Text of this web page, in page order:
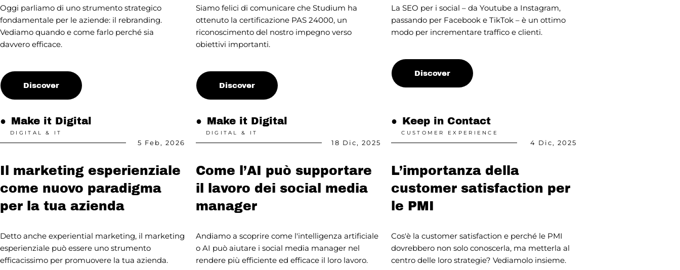
Oggi parliamo di uno strumento strategico
fondamentale per le aziende: il rebranding.
Vediamo quando e come farlo perché sia
davvero efficace.
Discover
Siamo felici di comunicare che Studium ha
ottenuto la certificazione PAS 24000, un
riconoscimento del nostro impegno verso
obiettivi importanti.
Discover
La SEO per i social – da Youtube a Instagram,
passando per Facebook e TikTok – è un ottimo
modo per incrementare traffico e clienti.
Discover
● Make it Digital
DIGITAL & IT
5 Feb, 2026
Il marketing esperienziale
come nuovo paradigma
per la tua azienda
Detto anche experiential marketing, il marketing
esperienziale può essere uno strumento
efficacissimo per promuovere la tua azienda.
● Make it Digital
DIGITAL & IT
18 Dic, 2025
Come l’AI può supportare
il lavoro dei social media
manager
Andiamo a scoprire come l'intelligenza artificiale
o AI può aiutare i social media manager nel
rendere più efficiente ed efficace il loro lavoro.
● Keep in Contact
CUSTOMER EXPERIENCE
4 Dic, 2025
L’importanza della
customer satisfaction per
le PMI
Cos'è la customer satisfaction e perché le PMI
dovrebbero non solo conoscerla, ma metterla al
centro delle loro strategie? Vediamolo insieme.